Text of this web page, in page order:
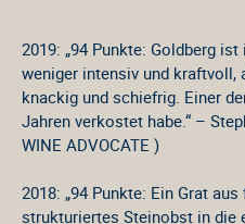
2019: „94 Punkte: Goldberg
weniger intensiv und kraftvoll,
knackig und schiefrig. Einer
Jahren verkostet habe.“ –
WINE ADVOCATE )
2018: „94 Punkte: Ein Grat
strukturiertes Steinobst in die